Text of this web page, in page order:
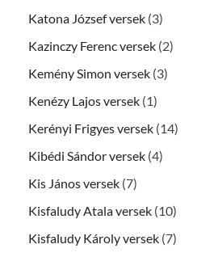
Katona József versek (3)
Kazinczy Ferenc versek (2)
Kemény Simon versek (3)
Kenézy Lajos versek (1)
Kerényi Frigyes versek (14)
Kibédi Sándor versek (4)
Kis János versek (7)
Kisfaludy Atala versek (10)
Kisfaludy Károly versek (7)